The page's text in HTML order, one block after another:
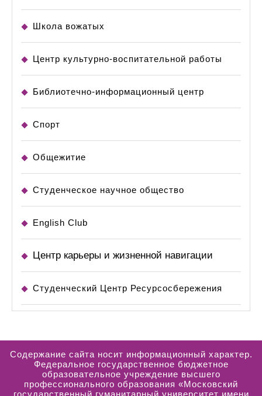
Школа вожатых
Центр культурно-воспитательной работы
Библиотечно-информационный центр
Спорт
Общежитие
Студенческое научное общество
English Club
Центр карьеры и жизненной навигации
Студенческий Центр Ресурсосбережения
Содержание сайта носит информационный характер.
Федеральное государственное бюджетное
образовательное учреждение высшего
профессионального образования «Московский
государственный гуманитарный университет имени